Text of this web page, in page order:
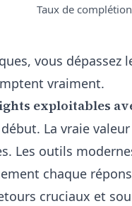
Taux de
vous dépassez
vraiment.
exploitables
La vraie
Les outils
chaque
cruciaux et